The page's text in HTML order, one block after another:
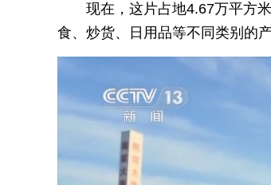
现在，这片占地4.67万平方
食、炒货、日用品等不同类别的